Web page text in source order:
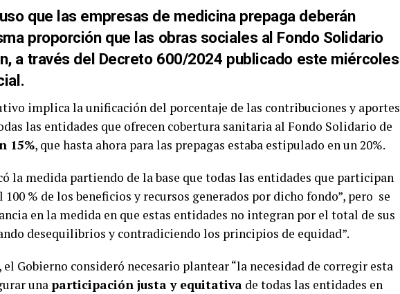
que las empresas de medicina prepaga deberán
proporción que las obras socialesal Fondo Solidario
a través del Decreto 600/2024 publicado este miércoles
implica la unificación del porcentaje de las contribuciones y aportes
las entidades que ofrecen cobertura sanitaria al Fondo Solidario de
15%, que hasta ahora para las prepagas estaba estipulado en un 20%.
la medida partiendo de la base que todas las entidades que participan
100 % de los beneficios y recursos generados por dicho fondo”, pero se
en la medida en que estas entidades no integran por el total de sus
desequilibrios y contradiciendo los principios de equidad”.
Gobierno consideró necesario plantear “la necesidad de corregir esta
una participación justa y equitativa de todas las entidades en